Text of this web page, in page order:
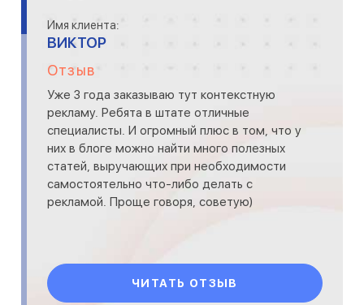
Имя клиента:
ВИКТОР
Отзыв
Уже 3 года заказываю тут контекстную
рекламу. Ребята в штате отличные
специалисты. И огромный плюс в том, что у
них в блоге можно найти много полезных
статей, выручающих при необходимости
самостоятельно что-либо делать с
рекламой. Проще говоря, советую)
ЧИТАТЬ ОТЗЫВ